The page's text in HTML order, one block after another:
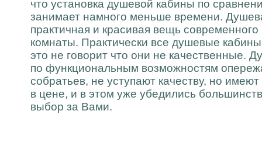
что установка душевой кабины по
занимает намного меньше времени.
практичная и красивая вещь
комнаты. Практически все душевые
это не говорит что они не качественные.
по функциональным возможностям
собратьев, не уступают качеству, но
в цене, и в этом уже убедились
выбор за Вами.